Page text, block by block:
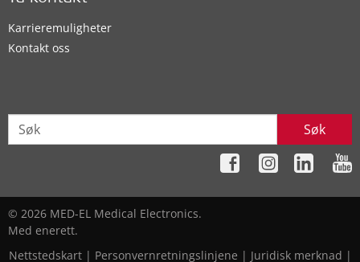
Karrieremuligheter
Kontakt oss
Søk
© 2026 MED-EL Medical Electronics.
Med enerett.
Nettstedskart | Personvernretningslinjene | Juridisk merknad |